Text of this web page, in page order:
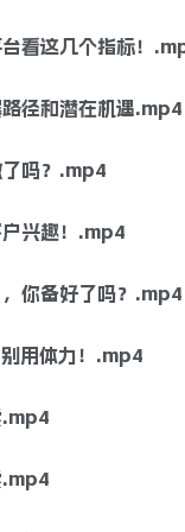
看这几个指标！
径和潜在机遇.mp4
了吗？.mp4
兴趣！.mp4
你备好了吗？.mp4
用体力！.mp4
.mp4
.mp4